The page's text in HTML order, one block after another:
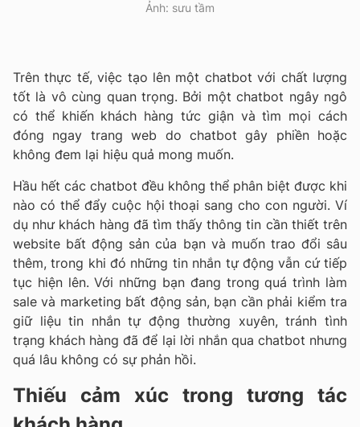
Ảnh: sưu tầm
Trên thực tế, việc tạo lên một chatbot với chất lượng
tốt là vô cùng quan trọng. Bởi một chatbot ngây ngô
có thể khiến khách hàng tức giận và tìm mọi cách
đóng ngay trang web do chatbot gây phiền hoặc
không đem lại hiệu quả mong muốn.
Hầu hết các chatbot đều không thể phân biệt được khi
nào có thể đẩy cuộc hội thoại sang cho con người. Ví
dụ như khách hàng đã tìm thấy thông tin cần thiết trên
website bất động sản của bạn và muốn trao đổi sâu
thêm, trong khi đó những tin nhắn tự động vẫn cứ tiếp
tục hiện lên. Với những bạn đang trong quá trình làm
sale và marketing bất động sản, bạn cần phải kiểm tra
giữ liệu tin nhắn tự động thường xuyên, tránh tình
trạng khách hàng đã để lại lời nhắn qua chatbot nhưng
quá lâu không có sự phản hồi.
Thiếu cảm xúc trong tương tác